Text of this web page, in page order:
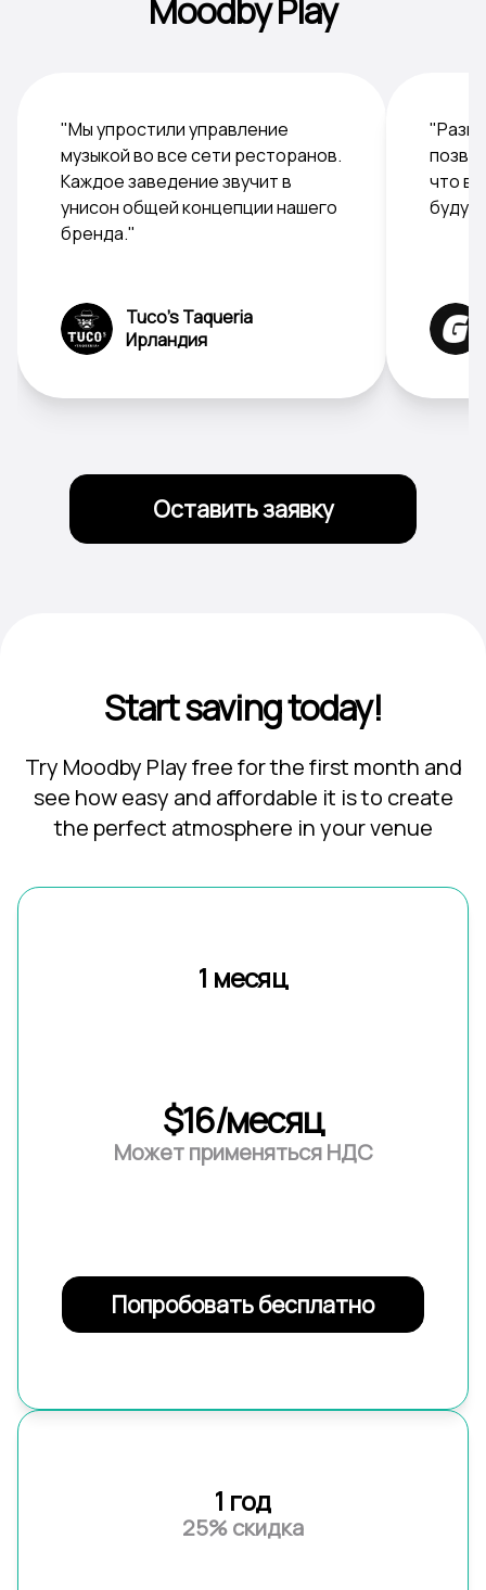
Moodby Play
"Мы упростили управление
музыкой во все сети ресторанов.
Каждое заведение звучит в
унисон общей концепции нашего
бренда."
Tuco's Taqueria
Ирландия
что в
будут
Оставить заявку
Start saving today!
Try Moodby Play free for the first month and
see how easy and affordable it is to create
the perfect atmosphere in your venue
1 месяц
$16/месяц
Может применяться НДС
Попробовать бесплатно
1 год
25% скидка